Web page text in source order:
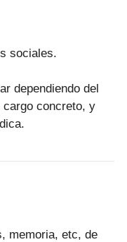
sociales.
dependiendo del
concreto, y
memoria, etc, de